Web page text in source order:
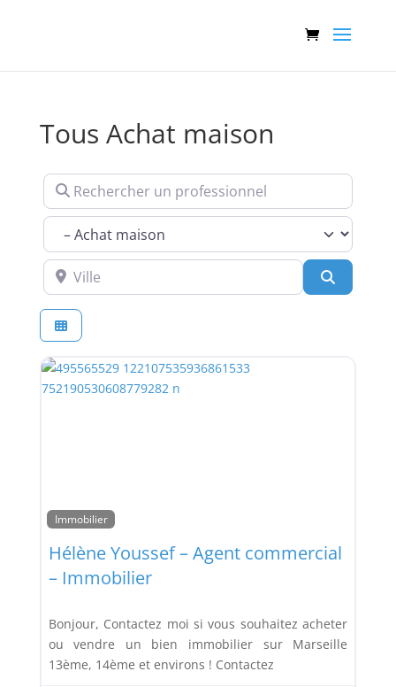
Tous Achat maison
Rechercher un professionnel
Services
Ville
Immobilier
Hélène Youssef – Agent commercial
– Immobilier
Bonjour, Contactez moi si vous souhaitez acheter
ou vendre un bien immobilier sur Marseille
13ème, 14ème et environs ! Contactez